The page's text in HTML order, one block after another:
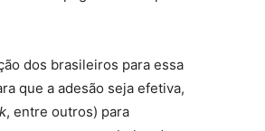
dos brasileiros para essa
que a adesão seja efetiva,
, entre outros) para